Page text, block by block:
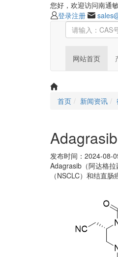
您好，欢迎访问南通
登录注册
网站首页
首页 新闻资讯
发布时间：2024-08-
Adagrasib（阿达格
（NSCLC）和结直